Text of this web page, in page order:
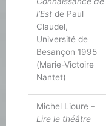
l’Est de Paul
Claudel,
Université de
Besançon 1995
(Marie-Victoire
Nantet)
Michel Lioure –
Lire le théâtre